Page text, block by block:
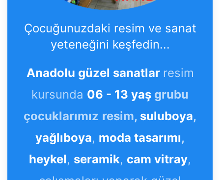
Çocuğunuzdaki resim ve sanat
yeteneğini keşfedin...
Anadolu güzel sanatlar resim
kursunda 06 - 13 yaş grubu
çocuklarımız resim, suluboya,
yağlıboya, moda tasarımı,
heykel, seramik, cam vitray,